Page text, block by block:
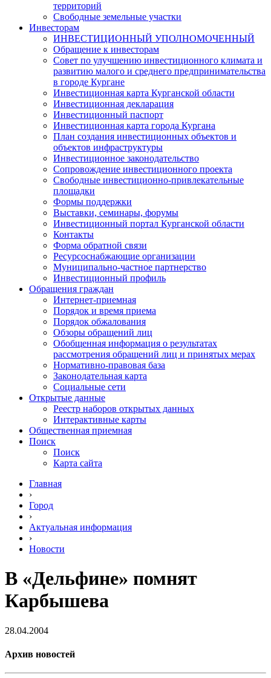
территорий
Свободные земельные участки
Инвесторам
ИНВЕСТИЦИОННЫЙ УПОЛНОМОЧЕННЫЙ
Обращение к инвесторам
Совет по улучшению инвестиционного климата и
развитию малого и среднего предпринимательства
в городе Кургане
Инвестиционная карта Курганской области
Инвестиционная декларация
Инвестиционный паспорт
Инвестиционная карта города Кургана
План создания инвестиционных объектов и
объектов инфраструктуры
Инвестиционное законодательство
Сопровождение инвестиционного проекта
Свободные инвестиционно-привлекательные
площадки
Формы поддержки
Выставки, семинары, форумы
Инвестиционный портал Курганской области
Контакты
Форма обратной связи
Ресурсоснабжающие организации
Муниципально-частное партнерство
Инвестиционный профиль
Обращения граждан
Интернет-приемная
Порядок и время приема
Порядок обжалования
Обзоры обращений лиц
Обобщенная информация о результатах
рассмотрения обращений лиц и принятых мерах
Нормативно-правовая база
Законодательная карта
Социальные сети
Открытые данные
Реестр наборов открытых данных
Интерактивные карты
Общественная приемная
Поиск
Поиск
Карта сайта
Главная
›
Город
›
Актуальная информация
›
Новости
В «Дельфине» помнят
Карбышева
28.04.2004
Архив новостей